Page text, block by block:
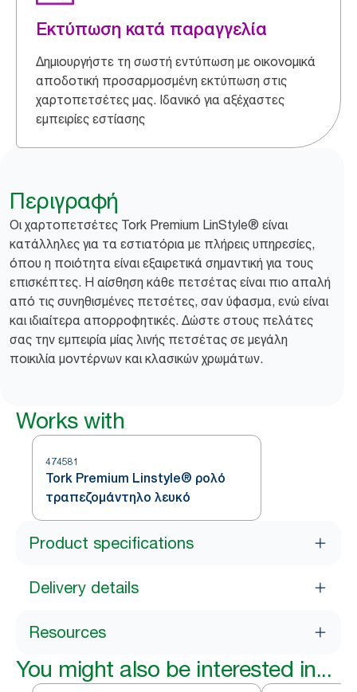
Εκτύπωση κατά παραγγελία
Δημιουργήστε τη σωστή εντύπωση με οικονομικά
αποδοτική προσαρμοσμένη εκτύπωση στις
χαρτοπετσέτες μας. Ιδανικό για αξέχαστες
εμπειρίες εστίασης
Περιγραφή
Οι χαρτοπετσέτες Tork Premium LinStyle® είναι
κατάλληλες για τα εστιατόρια με πλήρεις υπηρεσίες,
όπου η ποιότητα είναι εξαιρετικά σημαντική για τους
επισκέπτες. Η αίσθηση κάθε πετσέτας είναι πιο απαλή
από τις συνηθισμένες πετσέτες, σαν ύφασμα, ενώ είναι
και ιδιαίτερα απορροφητικές. Δώστε στους πελάτες
σας την εμπειρία μίας λινής πετσέτας σε μεγάλη
ποικιλία μοντέρνων και κλασικών χρωμάτων.
Works with
474581
Tork Premium Linstyle® ρολό
τραπεζομάντηλο λευκό
Product specifications
Delivery details
Resources
You might also be interested in...